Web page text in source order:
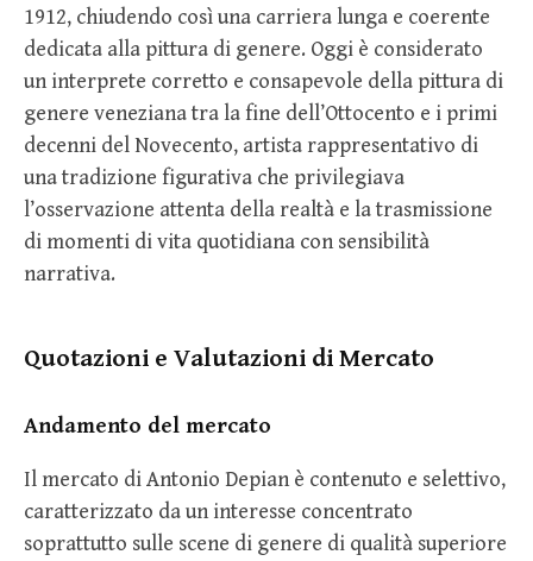
1912, chiudendo così una carriera lunga e coerente
dedicata alla pittura di genere. Oggi è considerato
un interprete corretto e consapevole della pittura di
genere veneziana tra la fine dell’Ottocento e i primi
decenni del Novecento, artista rappresentativo di
una tradizione figurativa che privilegiava
l’osservazione attenta della realtà e la trasmissione
di momenti di vita quotidiana con sensibilità
narrativa.
Quotazioni e Valutazioni di Mercato
Andamento del mercato
Il mercato di Antonio Depian è contenuto e selettivo,
caratterizzato da un interesse concentrato
soprattutto sulle scene di genere di qualità superiore